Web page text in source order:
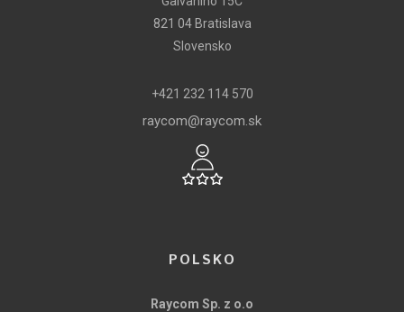
821 04 Bratislava
Slovensko
+421 232 114 570
raycom@raycom.sk
POLSKO
Raycom Sp. z o.o